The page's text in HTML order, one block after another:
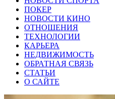
ПОКЕР
НОВОСТИ КИНО
ОТНОШЕНИЯ
ТЕХНОЛОГИИ
КАРЬЕРА
НЕДВИЖИМОСТЬ
ОБРАТНАЯ СВЯЗЬ
СТАТЬИ
О САЙТЕ